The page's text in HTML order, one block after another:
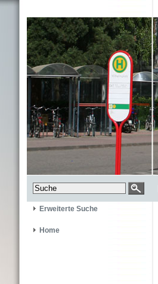
Erweiterte Suche
Home